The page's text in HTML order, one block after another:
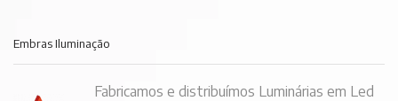
Embras Iluminação
Fabricamos e distribuímos Luminárias em Led